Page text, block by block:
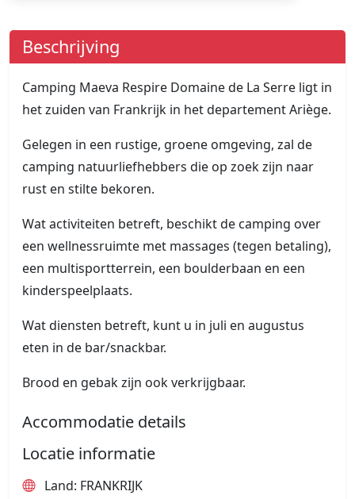
Beschrijving
Camping Maeva Respire Domaine de La Serre ligt in
het zuiden van Frankrijk in het departement Ariège.
Gelegen in een rustige, groene omgeving, zal de
camping natuurliefhebbers die op zoek zijn naar
rust en stilte bekoren.
Wat activiteiten betreft, beschikt de camping over
een wellnessruimte met massages (tegen betaling),
een multisportterrein, een boulderbaan en een
kinderspeelplaats.
Wat diensten betreft, kunt u in juli en augustus
eten in de bar/snackbar.
Brood en gebak zijn ook verkrijgbaar.
Accommodatie details
Locatie informatie
Land: FRANKRIJK